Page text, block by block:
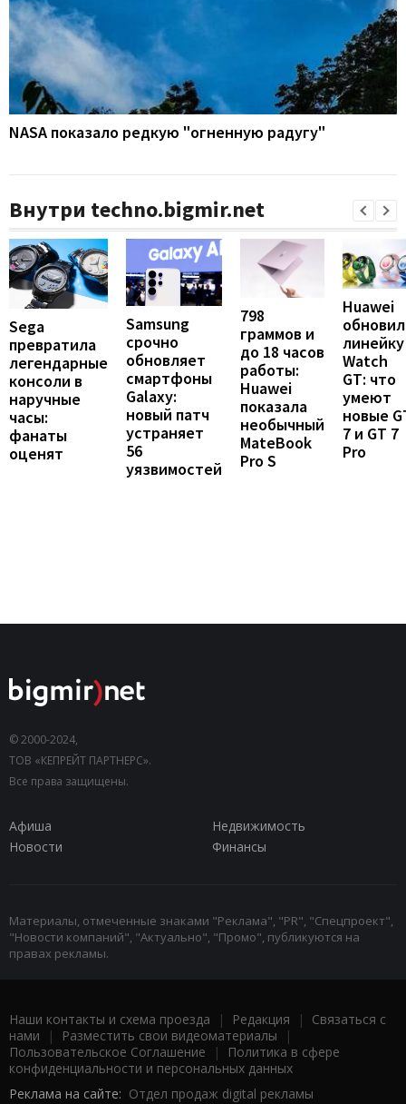
NASA показало редкую "огненную радугу"
Внутри techno.bigmir.net
Sega
превратила
легендарные
консоли в
наручные
часы:
фанаты
оценят
Samsung
срочно
обновляет
смартфоны
Galaxy:
новый патч
устраняет
56
уязвимостей
798
граммов и
до 18 часов
работы:
Huawei
показала
необычный
MateBook
Pro S
Huawei
линейку
Watch
GT: что
умеют
новые
7 и GT 7
Pro
© 2000-2024,
ТОВ «КЕПРЕЙТ ПАРТНЕРС».
Все права защищены.
Афиша
Недвижимость
Новости
Финансы
Материалы, отмеченные знаками "Реклама", "PR", "Спецпроект",
"Новости компаний", "Актуально", "Промо", публикуются на
правах рекламы.
Наши контакты и схема проезда | Редакция | Связаться с
нами | Разместить свои видеоматериалы |
Пользовательское Соглашение |
Политика в сфере
конфиденциальности и персональных данных
Реклама на сайте: Отдел продаж digital рекламы